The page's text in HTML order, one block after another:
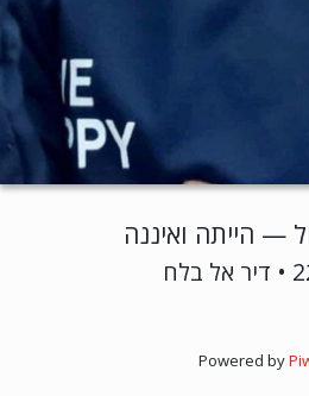
— הייתה ואיננה
Powered by